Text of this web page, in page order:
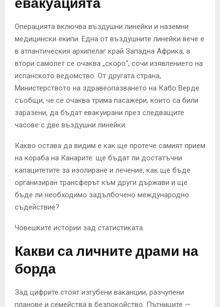
Операцията включва въздушни линейки и наземни
медицински екипи. Една от въздушните линейки вече е
в атлантическия архипелаг край Западна Африка, а
втори самолет се очаква „скоро“, сочи изявлението на
испанското ведомство. От другата страна,
Министерството на здравеопазването на Кабо Верде
съобщи, че се очаква трима пасажери, които са били
заразени, да бъдат евакуирани през следващите
часове с две въздушни линейки.
Какво остава да видим е как ще протече самият прием
на кораба на Канарите: ще бъдат ли достатъчни
капацитетите за изолиране и лечение, как ще бъде
организиран трансферът към други държави и ще
бъде ли необходимо задълбочено международно
съдействие?
Човешките истории зад статистиката
Какви са личните драми на
борда
Зад цифрите стоят изгубени ваканции, разчупени
планове и семейства в безпокойство. Пътниците —